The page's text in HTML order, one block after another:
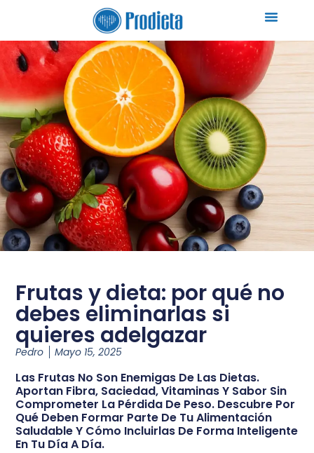
Frutas y dieta: por qué no
debes eliminarlas si
quieres adelgazar
Pedro Mayo 15, 2025
Las Frutas No Son Enemigas De Las Dietas.
Aportan Fibra, Saciedad, Vitaminas Y Sabor Sin
Comprometer La Pérdida De Peso. Descubre Por
Qué Deben Formar Parte De Tu Alimentación
Saludable Y Cómo Incluirlas De Forma Inteligente
En Tu Día A Día.